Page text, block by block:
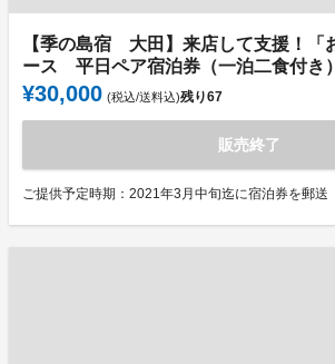
【季の島宿 大田】来店して支援！「
ース 平日ペア宿泊券（一泊二食付き
¥30,000 (税込/送料込)残り67
販売終了
ご提供予定時期：2021年3月中旬迄に宿泊券を郵送